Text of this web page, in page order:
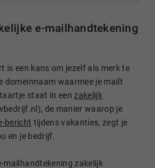
e-mailhandtekening
is een kans om jezelf als merk te
domeinnaam waarmee je mailt
staat in eenzakelijk
de manier waarop je
bericht tijdens vakanties, zegt je
en je bedrijf.
mailhandtekening zakelijk